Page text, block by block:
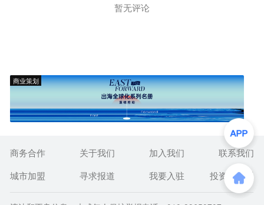
暂无评论
商业策划
商务合作 关于我们 加入我们
联系我们
城市加盟
寻求报道 我要入驻 投资者关系